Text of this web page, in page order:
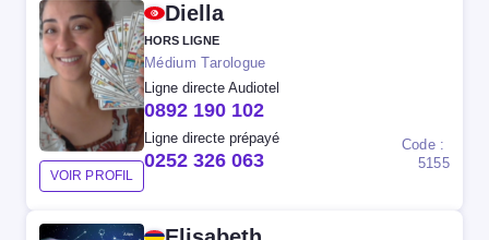
VOIR PROFIL
Diella
HORS LIGNE
Médium Tarologue
Ligne directe Audiotel
0892 190 102
Ligne directe prépayé
0252 326 063
Code :
5155